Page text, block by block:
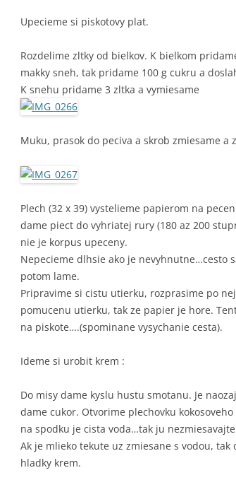
Upecieme si piskotovy plat.
Rozdelime zltky od bielkov. K bielkom
makky sneh, tak pridame 100 g cukru a
K snehu pridame 3 zltka a vymiesame
Muku, prasok do peciva a skrob zmiesame
Plech (32 x 39) vystelieme papierom na
dame piect do vyhriatej rury (180 az 200
nie je korpus upeceny.
Nepecieme dlhsie ako je nevyhnutne…cesto
potom lame.
Pripravime si cistu utierku, rozprasime po
pomucenu utierku, tak ze papier je hore.
na piskote….(spominane vysychanie cesta).
Ideme si urobit krem :
Do misy dame kyslu hustu smotanu. Je
dame cukor. Otvorime plechovku
na spodku je cista voda…tak ju
Ak je mlieko tekute uz zmiesane s vodou,
hladky krem.